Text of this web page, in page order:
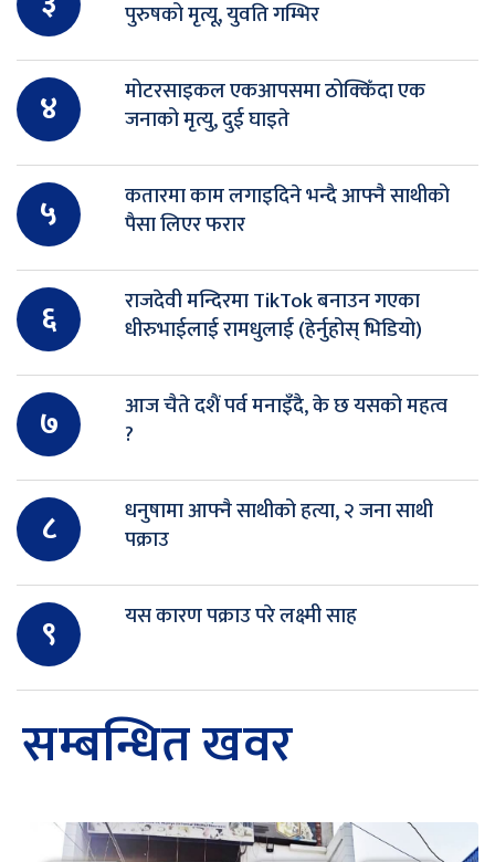
पुरुषको मृत्यू, युवति गम्भिर
४
मोटरसाइकल एकआपसमा ठोक्किँदा एक
जनाको मृत्यु, दुई घाइते
५
कतारमा काम लगाइदिने भन्दै आफ्नै साथीको
पैसा लिएर फरार
६
राजदेवी मन्दिरमा TikTok बनाउन गएका
धीरुभाईलाई रामधुलाई (हेर्नुहोस् भिडियो)
७
आज चैते दशैं पर्व मनाइँदै, के छ यसको महत्व
?
८
धनुषामा आफ्नै साथीको हत्या, २ जना साथी
पक्राउ
९ यस कारण पक्राउ परे लक्ष्मी साह
सम्बन्धित खवर